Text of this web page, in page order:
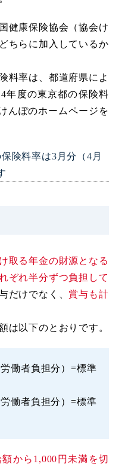
健康保険協会（協会け
ちらに加入しているか
料率は、都道府県によ
年度の東京都の保険料
んぽのホームページを
険料率は3月分（4月
取る年金の財源となる
ぞれ半分ずつ負担して
だけでなく、 賞与も計
は以下のとおりです。
働者負担分）=標準
働者負担分）=標準
から1,000円未満を切